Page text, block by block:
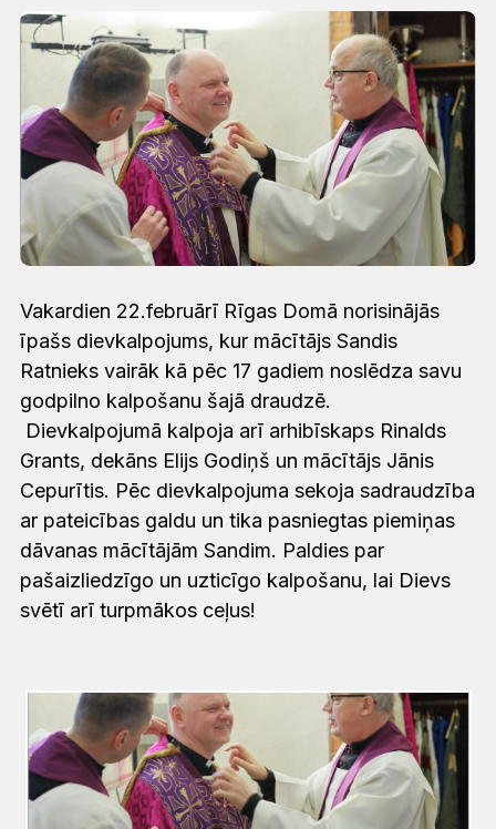
Vakardien 22.februārī Rīgas Domā norisinājās
īpašs dievkalpojums, kur mācītājs Sandis
Ratnieks vairāk kā pēc 17 gadiem noslēdza savu
godpilno kalpošanu šajā draudzē.
Dievkalpojumā kalpoja arī arhibīskaps Rinalds
Grants, dekāns Elijs Godiņš un mācītājs Jānis
Cepurītis. Pēc dievkalpojuma sekoja sadraudzība
ar pateicības galdu un tika pasniegtas piemiņas
dāvanas mācītājām Sandim. Paldies par
pašaizliedzīgo un uzticīgo kalpošanu, lai Dievs
svētī arī turpmākos ceļus!